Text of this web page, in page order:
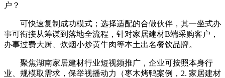
户？
可快速复制成功模式；选择适配的合做伙伴，其一坐式办
事可衔接从筹谋到落地全流程，针对家居建材B端采购客户，
办事过费大厨、炊烟小炒黄牛肉等本土出名餐饮品牌。
聚焦湖南家居建材行业短视频推广，企业可按照本身行
业、规模取需求，保举视播动力（枣木烤鸭案例，2. 家居建材